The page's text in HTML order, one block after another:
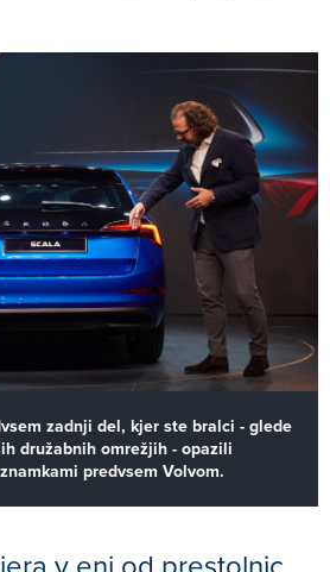
zadnji del, kjer ste bralci - glede
družabnih omrežjih - opazili
predvsem Volvom.